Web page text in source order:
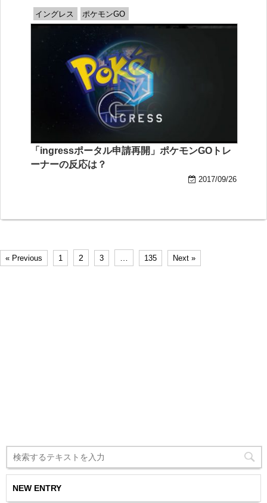
イングレス ポケモンGO
「ingressポータル申請再開」ポケモンGOトレ
ーナーの反応は？
2017/09/26
« Previous 1 2 3 135 Next »
NEW ENTRY